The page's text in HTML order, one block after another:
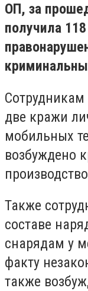
ОП, за
получила
две кражи
мобильных
возбуждено
Также
составе
снарядам у
факту
также